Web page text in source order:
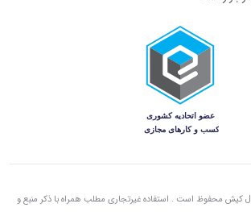
کیش محفوظ است . استفاده غیرتجاری مطلب همراه با ذکر منبع و